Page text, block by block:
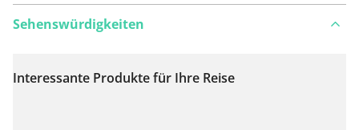
Auf Karte anzeigen
Sehenswürdigkeiten
Interessante Produkte für Ihre Reise